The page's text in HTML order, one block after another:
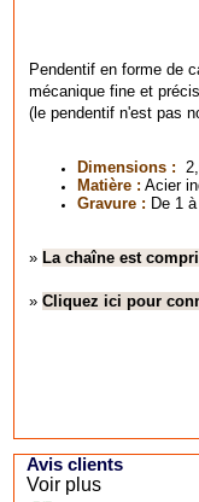
Pendentif en forme de
mécanique fine et
(le pendentif n'est pas
Dimensions :
Matière : Acier
Gravure : De 1
» La chaîne est
» Cliquez ici pour
Avis clients
Voir plus